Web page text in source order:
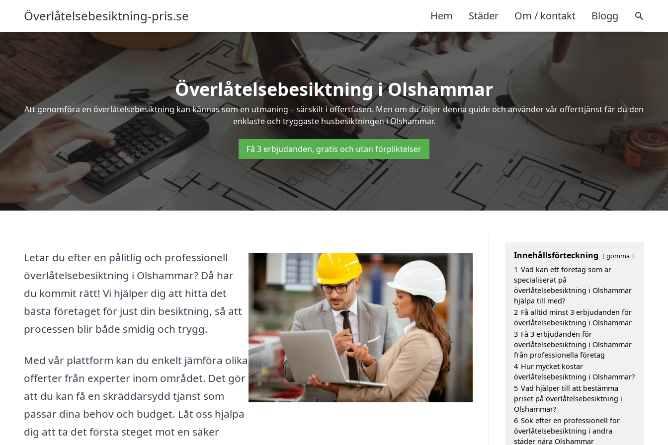
Överlåtelsebesiktning-pris.se Hem Städer Om / kontakt Blogg
Överlåtelsebesiktning i Olshammar
Att genomföra en överlåtelsebesiktning kan kännas som en utmaning – särskilt i offertfasen. Men om du följer denna guide och använder vår offerttjänst får du den
enklaste och tryggaste husbesiktningen i Olshammar.
Få 3 erbjudanden, gratis och utan förpliktelser
Letar du efter en pålitlig och professionell
överlåtelsebesiktning i Olshammar? Då har
du kommit rätt! Vi hjälper dig att hitta det
bästa företaget för just din besiktning, så att
processen blir både smidig och trygg.
Med vår plattform kan du enkelt jämföra olika
offerter från experter inom området. Det gör
att du kan få en skräddarsydd tjänst som
passar dina behov och budget. Låt oss hjälpa
dig att ta det första steget mot en säker
Innehållsförteckning gömma
1 Vad kan ett företag som är
specialiserat på
överlåtelsebesiktning i Olshammar
hjälpa till med?
2 Få alltid minst 3 erbjudanden för
överlåtelsebesiktning i Olshammar
3 Få 3 erbjudanden för
överlåtelsebesiktning i Olshammar
från professionella företag
4 Hur mycket kostar
överlåtelsebesiktning i Olshammar?
5 Vad hjälper till att bestämma
priset på överlåtelsebesiktning i
Olshammar?
6 Sök efter en professionell för
överlåtelsebesiktning i andra
städer nära Olshammar